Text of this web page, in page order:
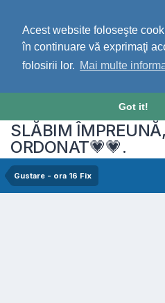
Acest website foloseşte
în continuare vă exprimaţi
folosirii lor. Mai multe
Got it!
SLĂBIM
ORDONAT💗💗.
Gustare - ora 16 Fix